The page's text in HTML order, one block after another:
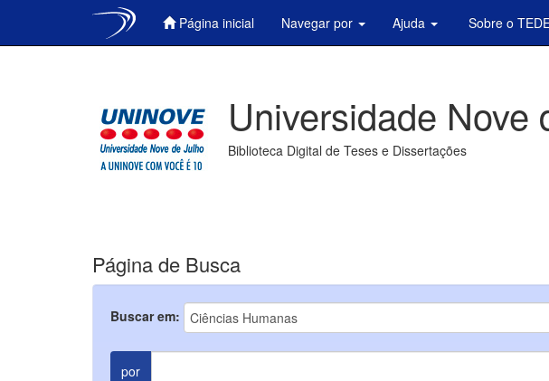
Página inicial Navegar por Ajuda Sobre o
Universidade Nove
Biblioteca Digital de Teses e Dissertações
Página de Busca
Buscar em:
por